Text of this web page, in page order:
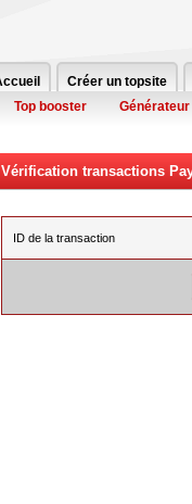
Créer un topsite
Top booster
Vérification transactions
ID de la transaction